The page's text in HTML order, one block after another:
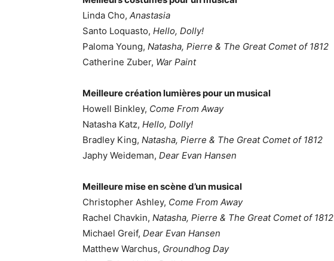
Linda Cho, Anastasia
Santo Loquasto, Hello, Dolly!
Paloma Young, Natasha, Pierre & The Great Comet of 1812
Catherine Zuber, War Paint
Meilleure création lumières pour un musical
Howell Binkley, Come From Away
Natasha Katz, Hello, Dolly!
Bradley King, Natasha, Pierre & The Great Comet of 1812
Japhy Weideman, Dear Evan Hansen
Meilleure mise en scène d’un musical
Christopher Ashley, Come From Away
Rachel Chavkin, Natasha, Pierre & The Great Comet of 1812
Michael Greif, Dear Evan Hansen
Matthew Warchus, Groundhog Day